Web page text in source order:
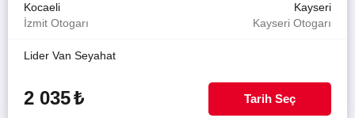
Kocaeli
Kayseri
İzmit Otogarı
Kayseri Otogarı
Lider Van Seyahat
2 035₺ Tarih Seç